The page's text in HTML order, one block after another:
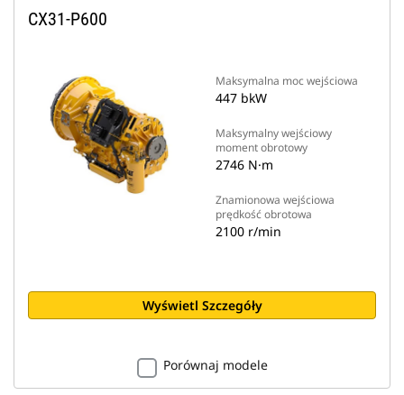
CX31-P600
Maksymalna moc wejściowa
447 bkW
Maksymalny wejściowy
moment obrotowy
2746 N·m
Znamionowa wejściowa
prędkość obrotowa
2100 r/min
Wyświetl Szczegóły
Porównaj modele